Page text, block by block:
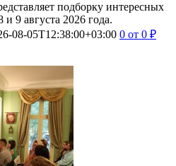
подборку интересных
9 августа 2026 года.
08-05T12:38:00+03:00 0 от 0 ₽